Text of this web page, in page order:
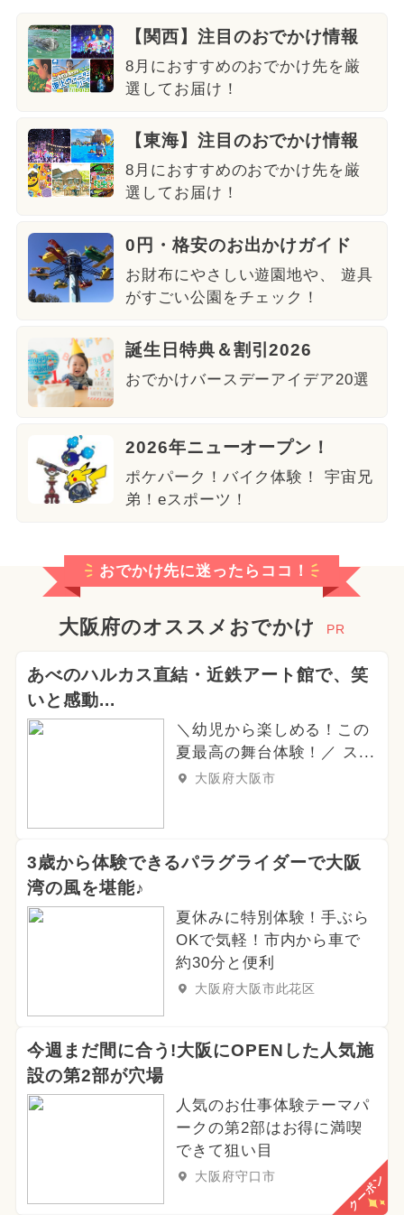
【関西】注目のおでかけ情報
8月におすすめのおでかけ先を厳
選してお届け！
【東海】注目のおでかけ情報
8月におすすめのおでかけ先を厳
選してお届け！
0円・格安のお出かけガイド
お財布にやさしい遊園地や、 遊具
がすごい公園をチェック！
誕生日特典＆割引2026
おでかけバースデーアイデア20選
2026年ニューオープン！
ポケパーク！バイク体験！ 宇宙兄
弟！eスポーツ！
おでかけ先に迷ったらココ！
大阪府のオススメおでかけ PR
あべのハルカス直結・近鉄アート館で、笑
いと感動...
＼幼児から楽しめる！この
夏最高の舞台体験！／ ス...
大阪府大阪市
3歳から体験できるパラグライダーで大阪
湾の風を堪能♪
夏休みに特別体験！手ぶら
OKで気軽！市内から車で
約30分と便利
大阪府大阪市此花区
今週まだ間に合う!大阪にOPENした人気施
設の第2部が穴場
人気のお仕事体験テーマパ
ークの第2部はお得に満喫
できて狙い目
大阪府守口市 クーポン